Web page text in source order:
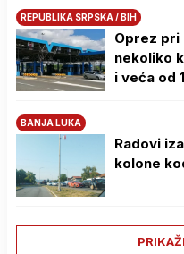
REPUBLIKA SRPSKA / BIH
Oprez pri
nekoliko
i veća od
BANJA LUKA
Radovi
kolone